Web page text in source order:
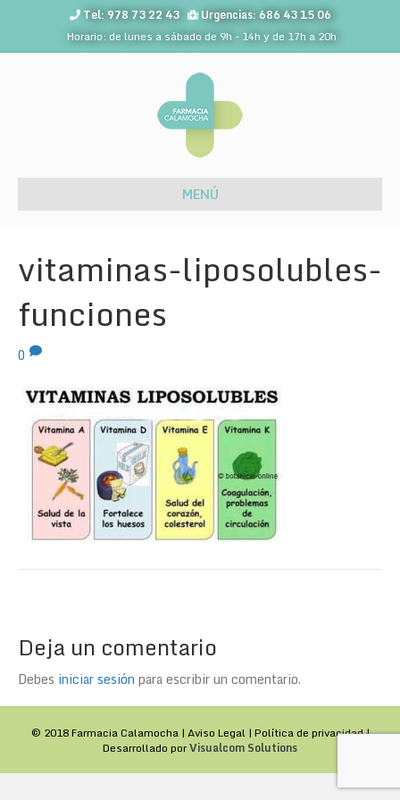
Tel: 978 73 22 43
Urgencias: 686 43 15 06
Horario: de lunes a sábado de 9h - 14h y de 17h a 20h
MENÚ
vitaminas-liposolubles-
funciones
0
Deja un comentario
Debes iniciar sesión para escribir un comentario.
© 2018 Farmacia Calamocha | Aviso Legal| Política de privacidad|
Desarrollado porVisualcom Solutions